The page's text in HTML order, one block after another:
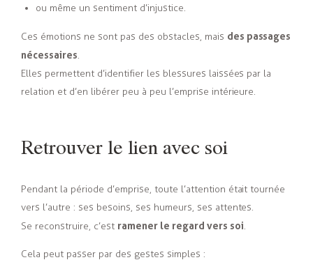
ou même un sentiment d’injustice.
Ces émotions ne sont pas des obstacles, mais des passages
nécessaires.
Elles permettent d’identifier les blessures laissées par la
relation et d’en libérer peu à peu l’emprise intérieure.
Retrouver le lien avec soi
Pendant la période d’emprise, toute l’attention était tournée
vers l’autre : ses besoins, ses humeurs, ses attentes.
Se reconstruire, c’est ramener le regard vers soi.
Cela peut passer par des gestes simples :